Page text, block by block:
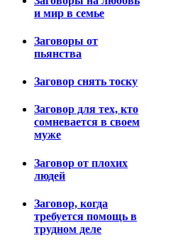
и мир в семье
Заговоры от
пьянства
Заговор снять тоску
Заговор для тех, кто
сомневается в своем
муже
Заговор от плохих
людей
Заговор, когда
требуется помощь в
трудном деле